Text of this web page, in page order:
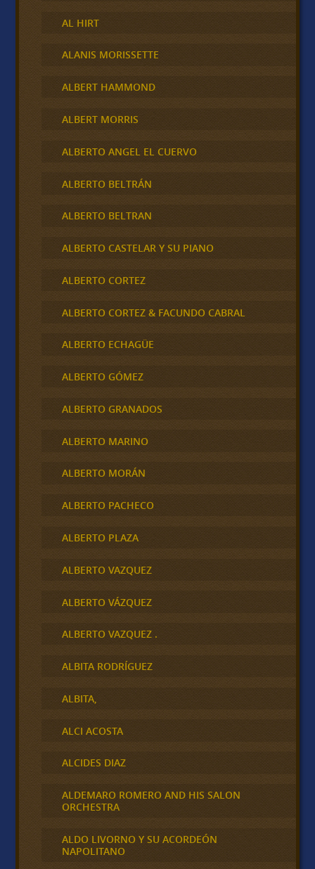
AL HIRT
ALANIS MORISSETTE
ALBERT HAMMOND
ALBERT MORRIS
ALBERTO ANGEL EL CUERVO
ALBERTO BELTRÁN
ALBERTO BELTRAN
ALBERTO CASTELAR Y SU PIANO
ALBERTO CORTEZ
ALBERTO CORTEZ & FACUNDO CABRAL
ALBERTO ECHAGÜE
ALBERTO GÓMEZ
ALBERTO GRANADOS
ALBERTO MARINO
ALBERTO MORÁN
ALBERTO PACHECO
ALBERTO PLAZA
ALBERTO VAZQUEZ
ALBERTO VÁZQUEZ
ALBERTO VAZQUEZ .
ALBITA RODRÍGUEZ
ALBITA,
ALCI ACOSTA
ALCIDES DIAZ
ALDEMARO ROMERO AND HIS SALON
ORCHESTRA
ALDO LIVORNO Y SU ACORDEÓN
NAPOLITANO